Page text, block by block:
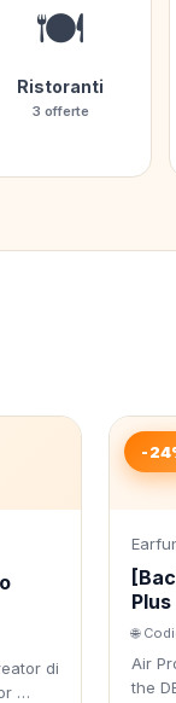
🍽️
Ristoranti
3 offerte
di
…
-
Plus
🌐
Air
the